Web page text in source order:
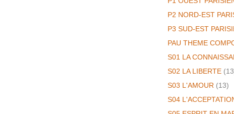
P2 NORD-EST
P3 SUD-EST
PAU THEME
S01 LA
S02 LA LIBERTE
S03 L'AMOUR (13)
S04